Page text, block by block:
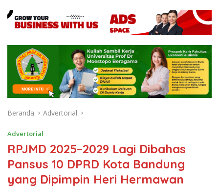
Beranda Advertorial
Advertorial
RPJMD 2025–2029 Lagi Dibahas
Pansus 10 DPRD Kota Bandung
yang Dipimpin Heri Hermawan